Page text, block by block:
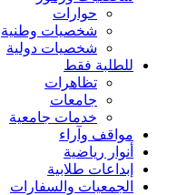
حوارات
شخصيات وطنية
شخصيات دولية
للطلبة فقط
تظاهرات
جامعات
خدمات جامعية
مواقف وآراء
أنوار رياضية
إبداعات طلابية
الجمعيات والسفارات